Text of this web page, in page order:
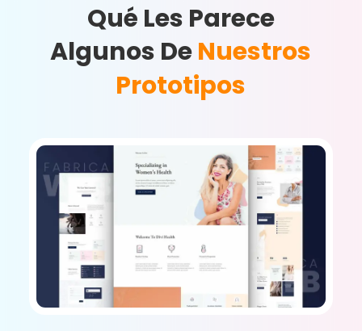
Qué Les Parece
Algunos DeNuestros
Prototipos